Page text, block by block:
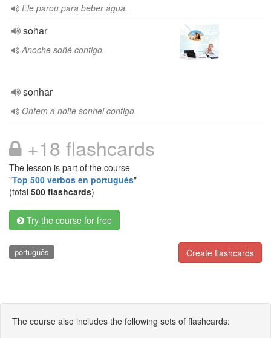
Ele parou para beber água.
soñar
Anoche soñé contigo.
sonhar
Ontem à noite sonhei contigo.
+18 flashcards
The lesson is part of the course
"Top 500 verbos en portugués"
(total 500 flashcards)
Try the course for free
Create flashcards
português
The course also includes the following sets of flashcards: